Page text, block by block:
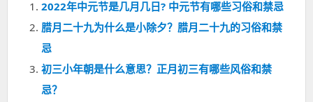
2022年中元节是几月几日? 中元节有哪些习俗和禁忌
腊月二十九为什么是小除夕？腊月二十九的习俗和禁
忌
初三小年朝是什么意思？正月初三有哪些风俗和禁
忌？